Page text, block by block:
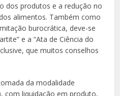
dos produtos e a redução no
alimentos. Também como
burocrática, deve-se
e a “Ata de Ciência do
que muitos conselhos
da modalidade
com liquidação em produto,